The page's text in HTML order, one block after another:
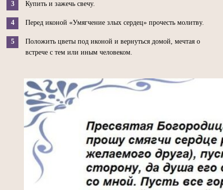
Купить и зажечь свечу.
Перед иконой «Умягчение злых сердец» прочесть молитву.
Положить цветы под иконой и вернуться домой, мечтая о
встрече с тем или иным человеком.